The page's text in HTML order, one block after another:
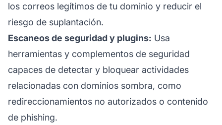
los correos legítimos de tu dominio y reducir el
riesgo de suplantación.
Escaneos de seguridad y plugins: Usa
herramientas y complementos de seguridad
capaces de detectar y bloquear actividades
relacionadas con dominios sombra, como
redireccionamientos no autorizados o contenido
de phishing.